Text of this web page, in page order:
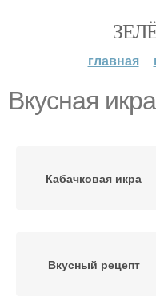
главная
Вкусная икра
Кабачковая икра
Вкусный рецепт